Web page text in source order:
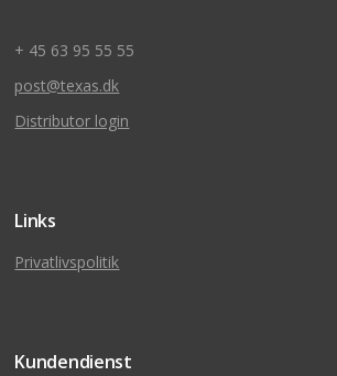
+ 45 63 95 55 55
post@texas.dk
Distributor login
Links
Privatlivspolitik
Kundendienst